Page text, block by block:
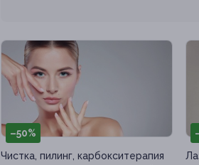
–50%
Чистка, пилинг, карбокситерапия